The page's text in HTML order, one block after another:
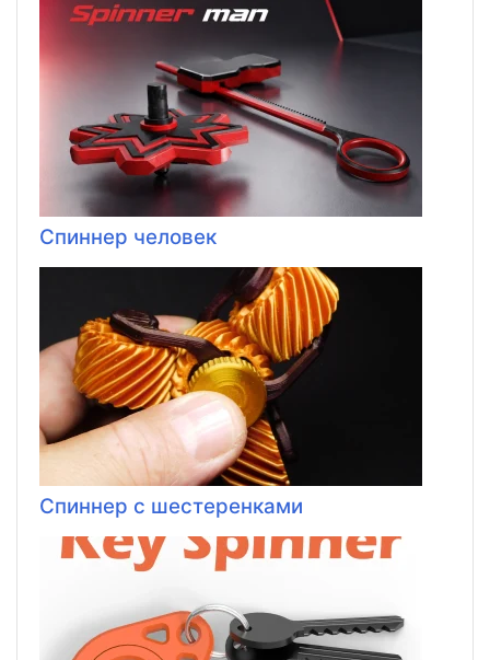
Спиннер человек
Спиннер с шестеренками